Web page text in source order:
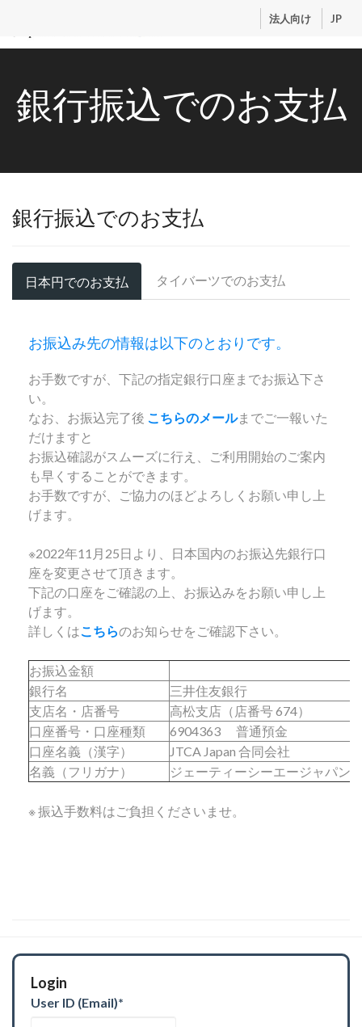
法人向け JP
サービス
コンテンツ
料金
ログイン
銀行振込でのお支払
銀行振込でのお支払
日本円でのお支払 タイバーツでのお支払
お振込み先の情報は以下のとおりです。
お手数ですが、下記の指定銀行口座までお振込下さ
い。
なお、お振込完了後 こちらのメールまでご一報いた
だけますと
お振込確認がスムーズに行え、ご利用開始のご案内
も早くすることができます。
お手数ですが、ご協力のほどよろしくお願い申し上
げます。
※2022年11月25日より、日本国内のお振込先銀行口
座を変更させて頂きます。
下記の口座をご確認の上、お振込みをお願い申し上
げます。
詳しくはこちらのお知らせをご確認下さい。
お振込金額
銀行名
三井住友銀行
支店名・店番号
高松支店（店番号 674）
口座番号・口座種類
6904363 普通預金
口座名義（漢字）
JTCA Japan 合同会社
名義（フリガナ）
ジェーティーシーエージャパン
※ 振込手数料はご負担くださいませ。
Login
User ID (Email)*